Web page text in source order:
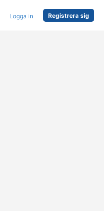
Logga in Registrera sig